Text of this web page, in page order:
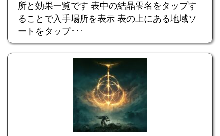
所と効果一覧です 表中の結晶雫名をタップす
ることで入手場所を表示 表の上にある地域ソ
ートをタップ･･･